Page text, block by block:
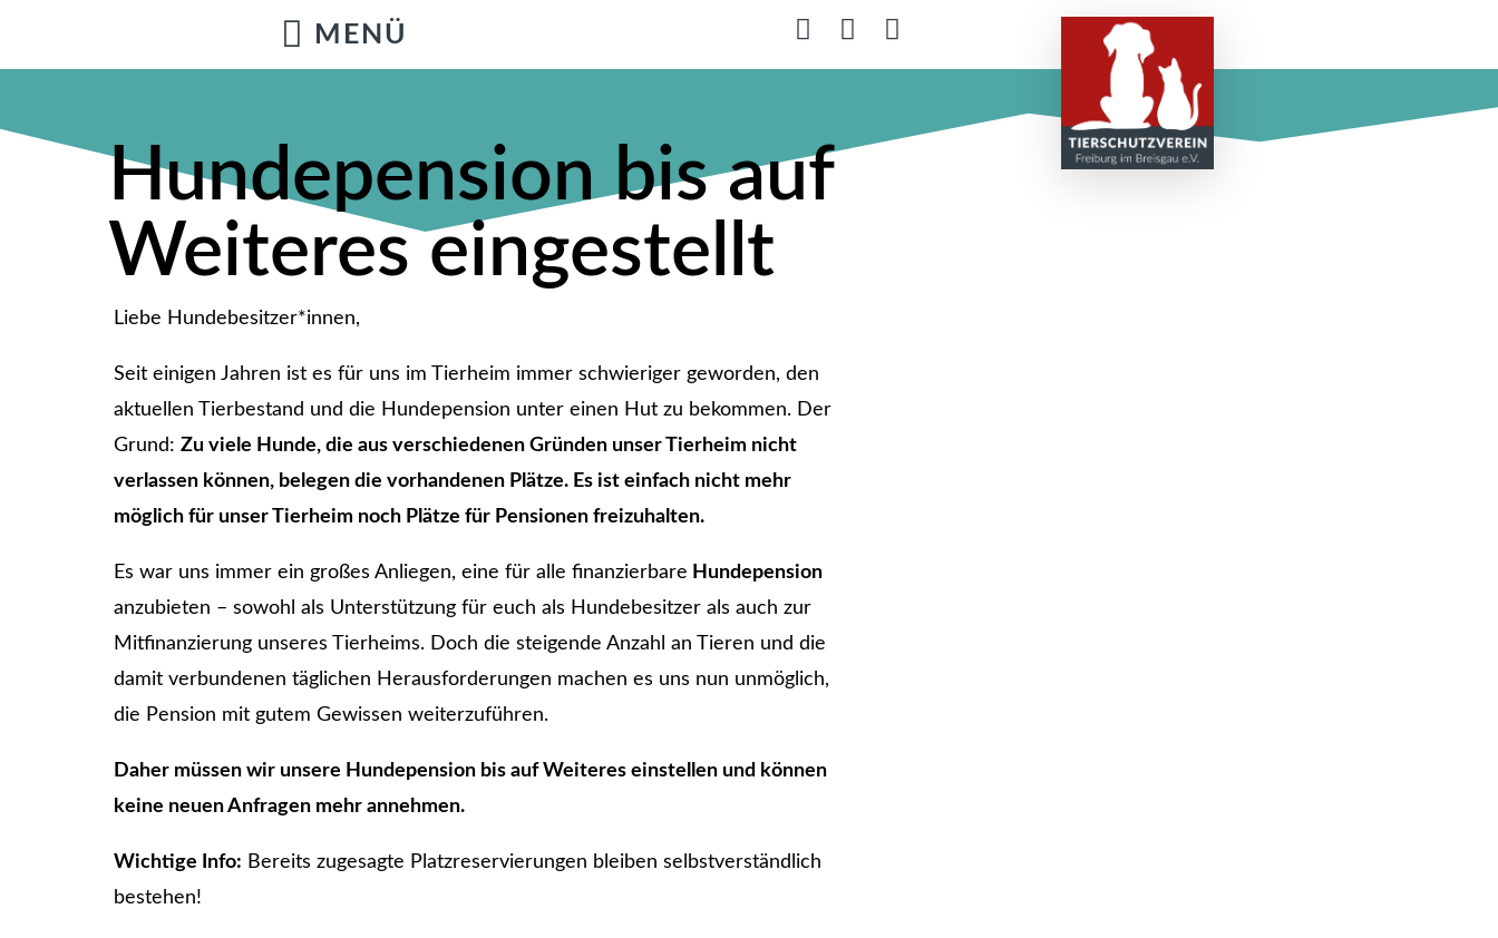
Hundepension bis auf
Weiteres eingestellt
Liebe Hundebesitzer*innen,
Seit einigen Jahren ist es für uns im Tierheim immer schwieriger geworden, den
aktuellen Tierbestand und die Hundepension unter einen Hut zu bekommen. Der
Grund: Zu viele Hunde, die aus verschiedenen Gründen unser Tierheim nicht
verlassen können, belegen die vorhandenen Plätze. Es ist einfach nicht mehr
möglich für unser Tierheim noch Plätze für Pensionen freizuhalten.
Es war uns immer ein großes Anliegen, eine für alle finanzierbare Hundepension
anzubieten – sowohl als Unterstützung für euch als Hundebesitzer als auch zur
Mitfinanzierung unseres Tierheims. Doch die steigende Anzahl an Tieren und die
damit verbundenen täglichen Herausforderungen machen es uns nun unmöglich,
die Pension mit gutem Gewissen weiterzuführen.
Daher müssen wir unsere Hundepension bis auf Weiteres einstellen und können
keine neuen Anfragen mehr annehmen.
Wichtige Info: Bereits zugesagte Platzreservierungen bleiben selbstverständlich
bestehen!